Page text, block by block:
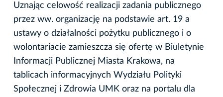
Uznając celowość realizacji zadania publicznego
przez ww. organizację na podstawie art. 19 a
ustawy o działalności pożytku publicznego i o
wolontariacie zamieszcza się ofertę w Biuletynie
Informacji Publicznej Miasta Krakowa, na
tablicach informacyjnych Wydziału Polityki
Społecznej i Zdrowia UMK oraz na portalu dla